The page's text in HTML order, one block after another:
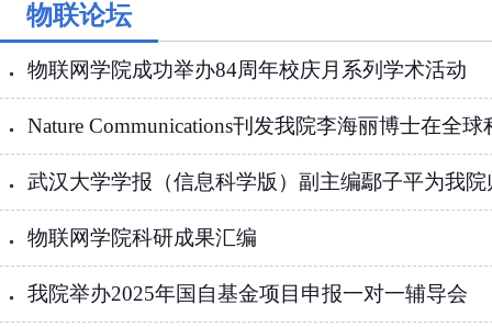
物联论坛
物联网学院成功举办84周年校庆月系列学术活动
Nature Communications刊发我院李海丽博士在全
武汉大学学报（信息科学版）副主编鄢子平为我
物联网学院科研成果汇编
我院举办2025年国自基金项目申报一对一辅导会